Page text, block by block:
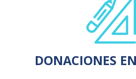
Nuestros
Entérate
DONACIONES